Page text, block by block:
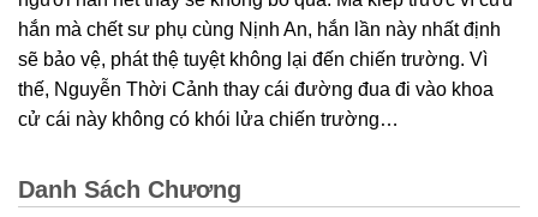
hắn mà chết sư phụ cùng Nịnh An, hắn lần này nhất định
sẽ bảo vệ, phát thệ tuyệt không lại đến chiến trường. Vì
thế, Nguyễn Thời Cảnh thay cái đường đua đi vào khoa
cử cái này không có khói lửa chiến trường…
Danh Sách Chương